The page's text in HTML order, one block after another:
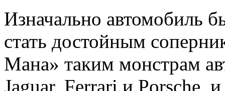
Изначально автомобиль
стать достойным
Мана» таким монстрам
Jaguar, Ferrari и Porsche,